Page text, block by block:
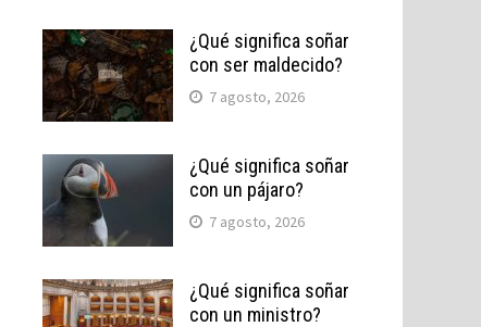
¿Qué significa soñar
con ser maldecido?
7 agosto, 2026
¿Qué significa soñar
con un pájaro?
7 agosto, 2026
¿Qué significa soñar
con un ministro?